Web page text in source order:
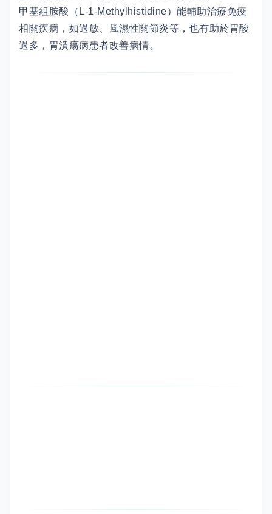
甲基組胺酸（L-1-Methylhistidine）能輔助治療免疫
相關疾病，如過敏、風濕性關節炎等，也有助於胃酸
過多，胃潰瘍病患者改善病情。